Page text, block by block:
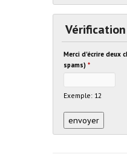
Vérification
Merci d'écrire
spams)*
Exemple: 12